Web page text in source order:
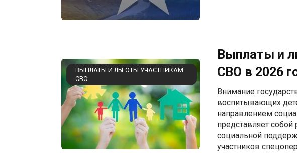
ВЫПЛАТЫ И ЛЬГОТЫ УЧАСТНИКАМ
СВО
Выплаты и
СВО в 2026
Внимание
воспитывающих
направлением
представляет
социальной
участников